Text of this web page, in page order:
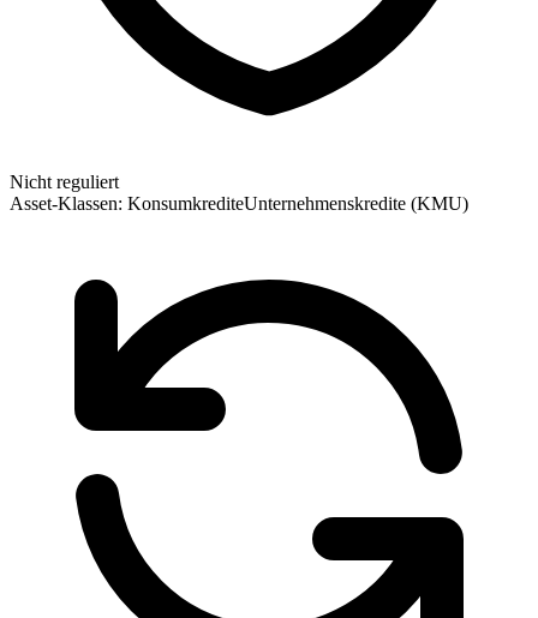
Nicht reguliert
Asset-Klassen: KonsumkrediteUnternehmenskredite (KMU)